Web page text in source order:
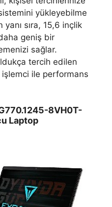
yükleyebilme
yanı sıra, 15,6 inçlik
geniş bir
sağlar.
tercih edilen
ile performans
8VH0T-
Laptop